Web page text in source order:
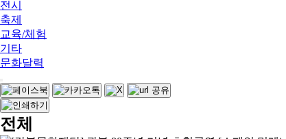
전시
축제
교육/체험
기타
문화달력
전체